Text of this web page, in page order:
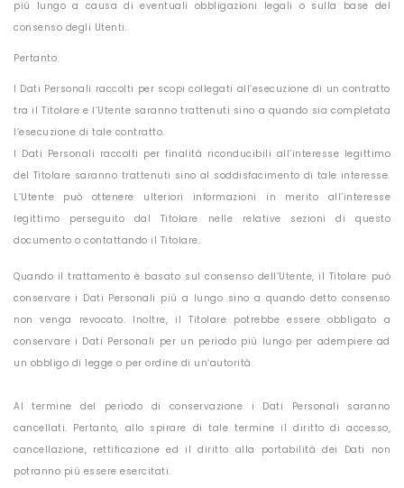
più lungo a causa di eventuali obbligazioni legali o sulla base del
consenso degli Utenti.
Pertanto:
I Dati Personali raccolti per scopi collegati all’esecuzione di un contratto
tra il Titolare e l’Utente saranno trattenuti sino a quando sia completata
l’esecuzione di tale contratto.
I Dati Personali raccolti per finalità riconducibili all’interesse legittimo
del Titolare saranno trattenuti sino al soddisfacimento di tale interesse.
L’Utente può ottenere ulteriori informazioni in merito all’interesse
legittimo perseguito dal Titolare nelle relative sezioni di questo
documento o contattando il Titolare.
Quando il trattamento è basato sul consenso dell’Utente, il Titolare può
conservare i Dati Personali più a lungo sino a quando detto consenso
non venga revocato. Inoltre, il Titolare potrebbe essere obbligato a
conservare i Dati Personali per un periodo più lungo per adempiere ad
un obbligo di legge o per ordine di un’autorità.
Al termine del periodo di conservazione i Dati Personali saranno
cancellati. Pertanto, allo spirare di tale termine il diritto di accesso,
cancellazione, rettificazione ed il diritto alla portabilità dei Dati non
potranno più essere esercitati.